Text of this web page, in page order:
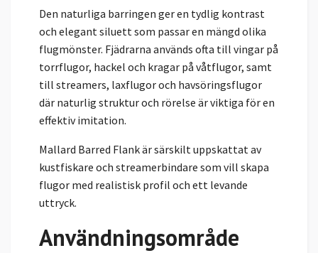
Den naturliga barringen ger en tydlig kontrast
och elegant siluett som passar en mängd olika
flugmönster. Fjädrarna används ofta till vingar på
torrflugor, hackel och kragar på våtflugor, samt
till streamers, laxflugor och havsöringsflugor
där naturlig struktur och rörelse är viktiga för en
effektiv imitation.
Mallard Barred Flank är särskilt uppskattat av
kustfiskare och streamerbindare som vill skapa
flugor med realistisk profil och ett levande
uttryck.
Användningsområde